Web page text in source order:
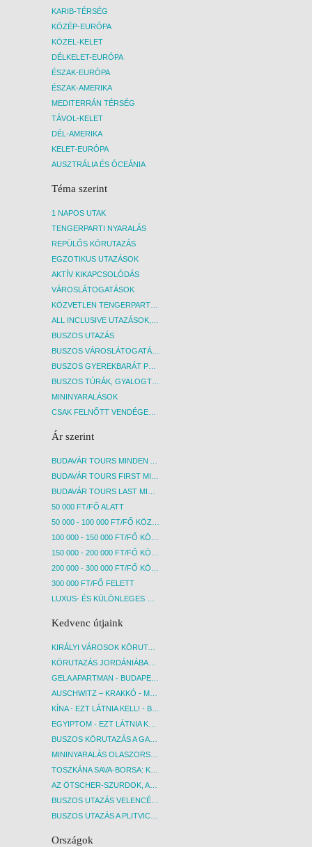
KARIB-TÉRSÉG
KÖZÉP-EURÓPA
KÖZEL-KELET
DÉLKELET-EURÓPA
ÉSZAK-EURÓPA
ÉSZAK-AMERIKA
MEDITERRÁN TÉRSÉG
TÁVOL-KELET
DÉL-AMERIKA
KELET-EURÓPA
AUSZTRÁLIA ÉS ÓCEÁNIA
Téma szerint
1 NAPOS UTAK
TENGERPARTI NYARALÁS
REPÜLŐS KÖRUTAZÁS
EGZOTIKUS UTAZÁSOK
AKTÍV KIKAPCSOLÓDÁS
VÁROSLÁTOGATÁSOK
KÖZVETLEN TENGERPARTI SZÁLLÁSOK
ALL INCLUSIVE UTAZÁSOK, NYARALÁSOK
BUSZOS UTAZÁS
BUSZOS VÁROSLÁTOGATÁSOK
BUSZOS GYEREKBARÁT PROGRAMOK
BUSZOS TÚRÁK, GYALOGTÚRÁK
MININYARALÁSOK
CSAK FELNŐTT VENDÉGEKET FOGADÓ SZÁLLÁSOK
Ár szerint
BUDAVÁR TOURS MINDEN AKCIÓS ÚT
BUDAVÁR TOURS FIRST MINUTE AKCIÓS UTAK
BUDAVÁR TOURS LAST MINUTE AKCIÓS UTAK
50 000 FT/FŐ ALATT
50 000 - 100 000 FT/FŐ KÖZÖTT
100 000 - 150 000 FT/FŐ KÖZÖTT
150 000 - 200 000 FT/FŐ KÖZÖTT
200 000 - 300 000 FT/FŐ KÖZÖTT
300 000 FT/FŐ FELETT
LUXUS- ÉS KÜLÖNLEGES UTAK
Kedvenc útjaink
KIRÁLYI VÁROSOK KÖRUTAZÁS KÖZVETLEN REPÜLŐJÁRATTAL - BUDAPEST, REPÜLŐ
KÖRUTAZÁS JORDÁNIÁBAN, HOLT-TENGERI PIHENÉSSEL - BUDAPEST, REPÜLŐ
GELA APARTMAN - BUDAPEST, REPÜLŐ
AUSCHWITZ – KRAKKÓ - MEGRÁZÓ IDŐUTAZÁS! - BUDAPEST, BUSZ
KÍNA - EZT LÁTNIA KELL! - BUDAPEST, REPÜLŐ
EGYIPTOM - EZT LÁTNIA KELL! - BUDAPEST, REPÜLŐ
BUSZOS KÖRUTAZÁS A GARDA-TÓ KÖRNYÉKÉN - BUDAPEST, BUSZ
MININYARALÁS OLASZORSZÁGBAN: ÉSZAK-OLASZ GYÖNGYSZEMEK NYOMÁBAN - BUDAPEST, BUSZ
TOSZKÁNA SAVA-BORSA: KÓSTOLÓK ÉS KULTURÁLIS UTAZÁS - BUDAPEST, BUSZ
AZ ÖTSCHER-SZURDOK, AUSZTRIA GRAND CANYONJA - BUDAPEST, BUSZ
BUSZOS UTAZÁS VELENCÉBE - BUDAPEST, BUSZ
BUSZOS UTAZÁS A PLITVICEI-TAVAK NEMZETI PARKBA - BUDAPEST, BUSZ
Országok